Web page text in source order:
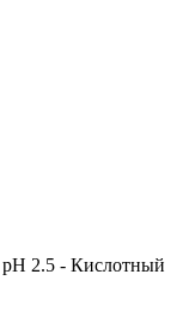
pH 2.5 - Кислотный